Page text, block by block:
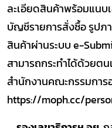
ละเอียดสินค้าพร้อมแนบ
บัญชีรายการสั่งซื้อ รูปภ
สินค้าผ่านระบบe-
สามารถกระทำได้ด้วยต
สำนักงานคณะกรรมการ
https://moph.cc/